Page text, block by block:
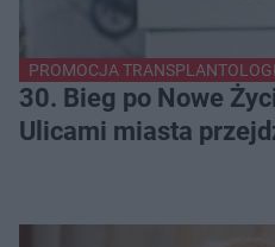
PROMOCJA
30. Bieg po Nowe
Ulicami miasta